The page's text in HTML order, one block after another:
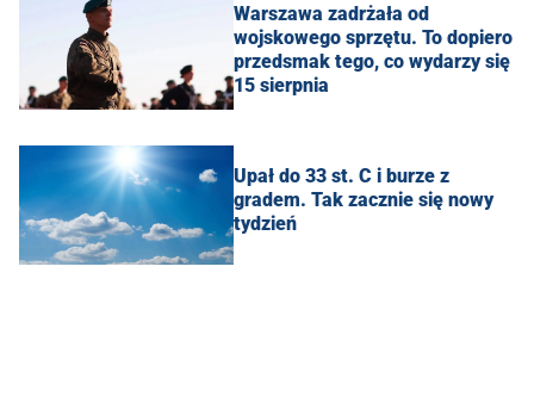
Warszawa zadrżała od
wojskowego sprzętu. To dopiero
przedsmak tego, co wydarzy się
15 sierpnia
Upał do 33 st. C i burze z
gradem. Tak zacznie się nowy
tydzień